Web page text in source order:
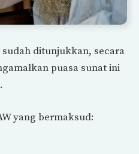
ditunjukkan, secara
puasa sunat ini
yang bermaksud: